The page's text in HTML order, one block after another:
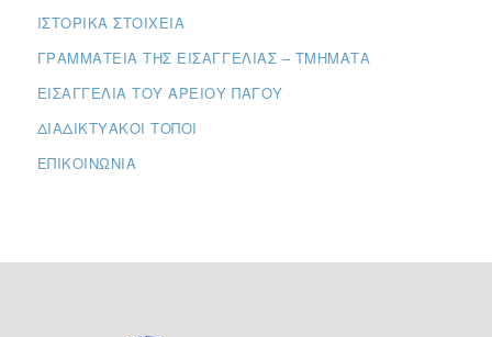
ΙΣΤΟΡΙΚΆ ΣΤΟΙΧΕΊΑ
ΓΡΑΜΜΑΤΕΊΑ ΤΗΣ ΕΙΣΑΓΓΕΛΊΑΣ – ΤΜΉΜΑΤΑ
ΕΙΣΑΓΓΕΛΊΑ ΤΟΥ ΑΡΕΊΟΥ ΠΆΓΟΥ
ΔΙΑΔΙΚΤΥΑΚΟΊ ΤΌΠΟΙ
ΕΠΙΚΟΙΝΩΝΊΑ